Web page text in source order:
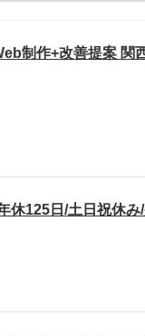
制作+改善提案 関
休125日/土日祝休み